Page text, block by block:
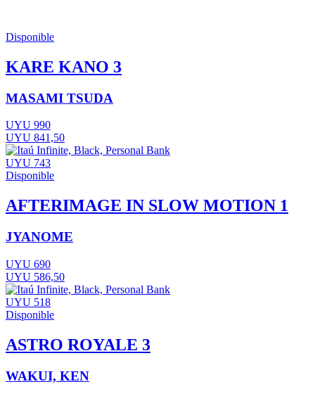
Disponible
KARE KANO 3
MASAMI TSUDA
UYU 990
UYU 841,50
UYU 743
Disponible
AFTERIMAGE IN SLOW MOTION 1
JYANOME
UYU 690
UYU 586,50
UYU 518
Disponible
ASTRO ROYALE 3
WAKUI, KEN